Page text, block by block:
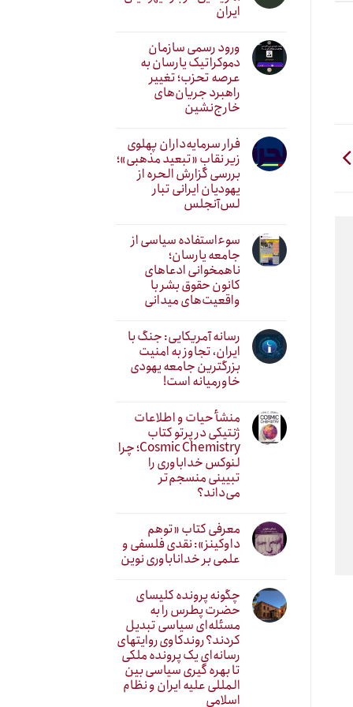
ایران
ورود رسمی سازمان
دموکراتیک یارسان به
عرصه تحزب؛ تغییر
راهبرد جریان‌های
خارج‌نشین
فرار سرمایه‌داران پهلوی
زیر نقابِ «تبعید مذهبی»؛
بررسی گزارش الحره از
یهودیان ایرانی تبار
لس‌آنجلس
سوءاستفاده سیاسی از
جامعه یارسان؛
ناهمخوانی ادعاهای
کانون حقوق بشر با
واقعیت‌های میدانی
رسانه آمریکایی: جنگ با
ایران، تجاوز به امنیت
بزرگترین جامعه یهودی
خاورمیانه است!
منشأ حیات و اطلاعات
ژنتیکی در پرتو کتاب
Cosmic Chemistry؛ چرا
لنوکس خداباوری را
تبیینی منسجم‌تر
می‌داند؟
معرفی کتاب «توهم
داوکینز»: نقدی فلسفی و
علمی بر خداناباوری نوین
چگونه پرونده کلیسای
حضرت پطرس را به
مسئله‌ای سیاسی تبدیل
کردند؟ روندکاوی روایتهای
رسانه‌ایِ یک پرونده ملکی
تا بهره گیری سیاسی بین
المللی علیه ایران و نظام
اسلامی